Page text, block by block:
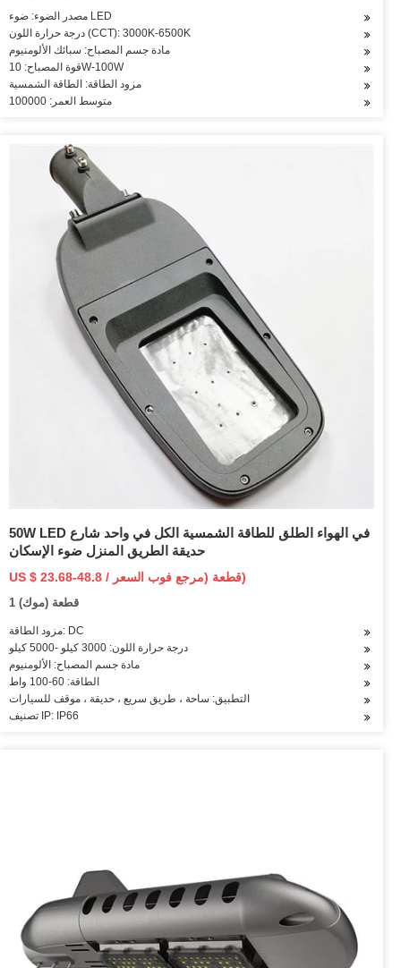
مصدر الضوء: ضوء LED
درجة حرارة اللون (CCT): 3000K-6500K
مادة جسم المصباح: سبائك الألومنيوم
قوة المصباح: 10W-100W
مزود الطاقة: الطاقة الشمسية
متوسط العمر: 100000
50W LED في الهواء الطلق للطاقة الشمسية الكل في واحد شارع
حديقة الطريق المنزل ضوء الإسكان
US $ 23.68-48.8 / قطعة (مرجع فوب السعر)
1 قطعة (موك)
مزود الطاقة: DC
درجة حرارة اللون: 3000 كيلو -5000 كيلو
مادة جسم المصباح: الألومنيوم
الطاقة: 60-100 واط
التطبيق: ساحة ، طريق سريع ، حديقة ، موقف للسيارات
تصنيف IP: IP66